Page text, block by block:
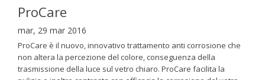
ProCare
mar, 29 mar 2016
ProCare è il nuovo, innovativo trattamento anti corrosione che
non altera la percezione del colore, conseguenza della
trasmissione della luce sul vetro chiaro. ProCare facilita la